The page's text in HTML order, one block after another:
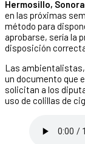
Hermosillo,
en las próximas
método para
aprobarse, sería la
disposición
Las ambientalistas,
un documento que
solicitan a los
uso de colillas de